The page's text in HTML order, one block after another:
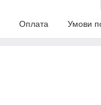
Оплата Умови